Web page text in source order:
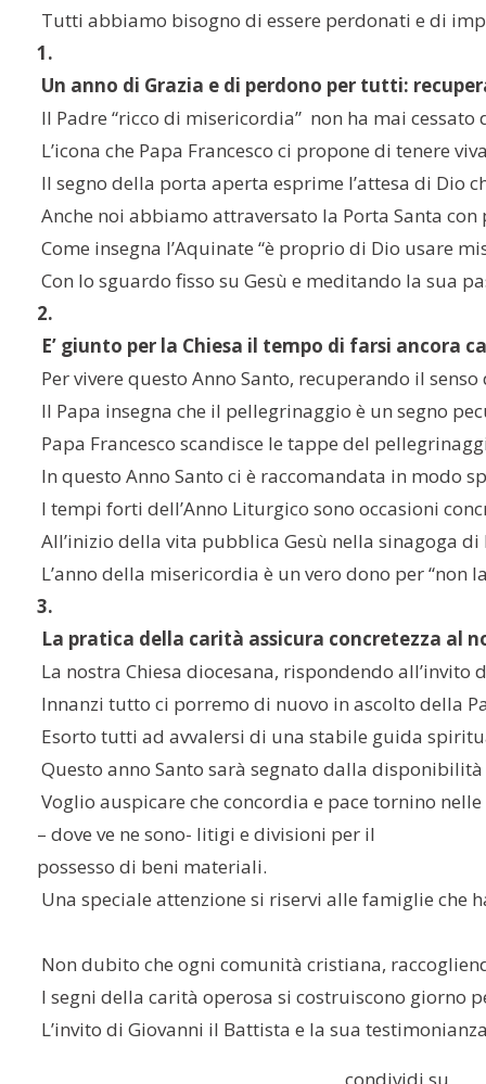
Tutti abbiamo bisogno di essere perdonati e di
1.
Un anno di Grazia e di perdono per tutti:
Il Padre “ricco di misericordia”  non ha mai
L’icona che Papa Francesco ci propone di tenere
Il segno della porta aperta esprime l’attesa di Dio
Anche noi abbiamo attraversato la Porta Santa
Come insegna l’Aquinate “è proprio di Dio usare
Con lo sguardo fisso su Gesù e meditando la sua
2.
E’ giunto per la Chiesa il tempo di farsi ancora
Per vivere questo Anno Santo, recuperando il
Il Papa insegna che il pellegrinaggio è un segno
Papa Francesco scandisce le tappe del
In questo Anno Santo ci è raccomandata in modo
I tempi forti dell’Anno Liturgico sono occasioni
All’inizio della vita pubblica Gesù nella sinagoga
L’anno della misericordia è un vero dono per
3.
La pratica della carità assicura concretezza al
La nostra Chiesa diocesana, rispondendo
Innanzi tutto ci porremo di nuovo in ascolto della
Esorto tutti ad avvalersi di una stabile guida
Questo anno Santo sarà segnato dalla
Voglio auspicare che concordia e pace tornino
– dove ve ne sono- litigi e divisioni per il
possesso di beni materiali.
Una speciale attenzione si riservi alle famiglie che
Non dubito che ogni comunità cristiana,
I segni della carità operosa si costruiscono giorno
L’invito di Giovanni il Battista e la sua